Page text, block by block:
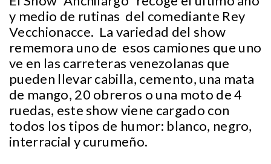
y medio de rutinas del comediante Rey
Vecchionacce. La variedad del show
rememora uno de esos camiones que uno
ve en las carreteras venezolanas que
pueden llevar cabilla, cemento, una mata
de mango, 20 obreros o una moto de 4
ruedas, este show viene cargado con
todos los tipos de humor: blanco, negro,
interracial y curumeño.